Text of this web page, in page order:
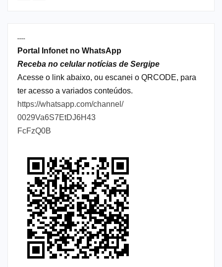
----
Portal Infonet no WhatsApp
Receba no celular notícias de Sergipe
Acesse o link abaixo, ou escanei o QRCODE, para
ter acesso a variados conteúdos.
https://whatsapp.com/channel/
0029Va6S7EtDJ6H43
FcFzQ0B